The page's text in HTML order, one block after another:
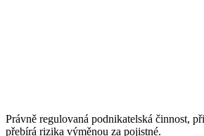
Právně regulovaná podnikatelská činnost,
přebírá rizika výměnou za pojistné.